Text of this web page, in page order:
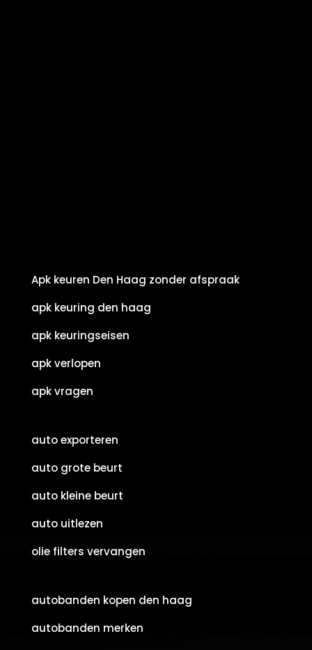
Apk keuren Den Haag zonder afspraak
apk keuring den haag
apk keuringseisen
apk verlopen
apk vragen
auto exporteren
auto grote beurt
auto kleine beurt
auto uitlezen
olie filters vervangen
autobanden kopen den haag
autobanden merken